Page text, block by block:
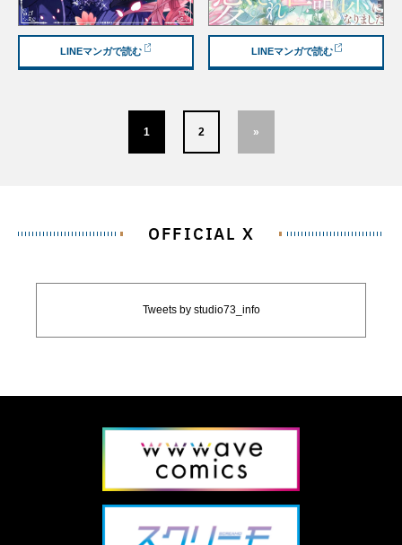
LINEマンガで読む LINEマンガで読む
1 2 »
OFFICIAL X
Tweets by studio73_info